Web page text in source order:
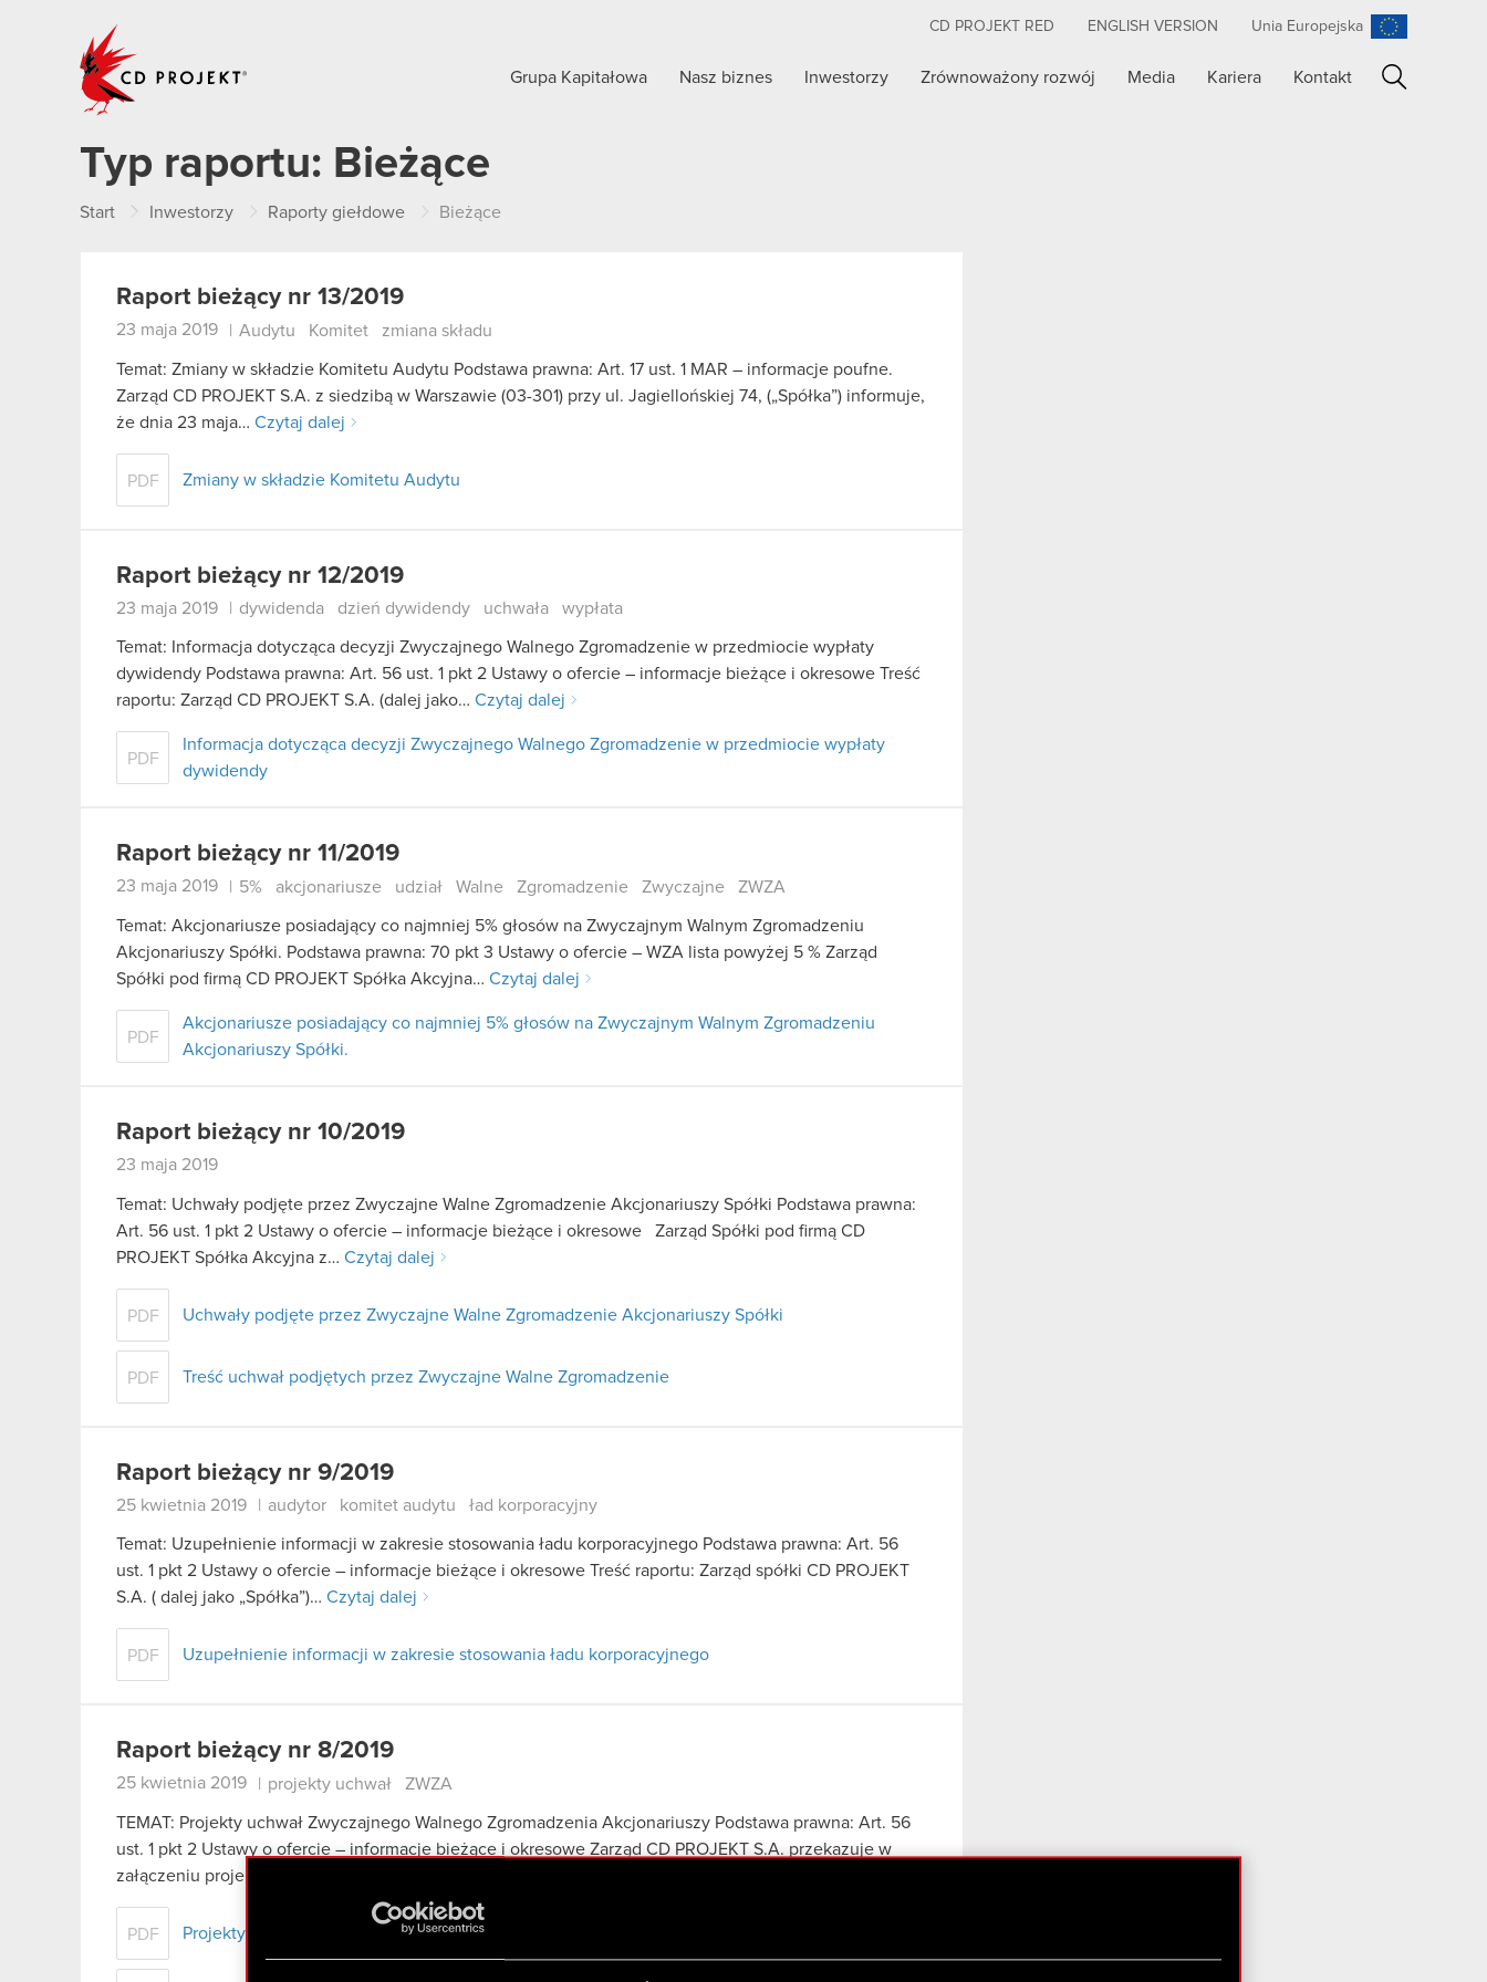
CD PROJEKT RED ENGLISH VERSION Unia Europejska
Grupa Kapitałowa Nasz biznes Inwestorzy Zrównoważony rozwój Media Kariera Kontakt
Typ raportu: Bieżące
Start Inwestorzy Raporty giełdowe Bieżące
Raport bieżący nr 13/2019
23 maja 2019 Audytu Komitet zmiana składu
Temat: Zmiany w składzie Komitetu Audytu Podstawa prawna: Art. 17 ust. 1 MAR – informacje poufne.
Zarząd CD PROJEKT S.A. z siedzibą w Warszawie (03-301) przy ul. Jagiellońskiej 74, („Spółka”) informuje,
że dnia 23 maja… Czytaj dalej
PDF Zmiany w składzie Komitetu Audytu
Raport bieżący nr 12/2019
23 maja 2019 dywidenda dzień dywidendy uchwała wypłata
Temat: Informacja dotycząca decyzji Zwyczajnego Walnego Zgromadzenie w przedmiocie wypłaty
dywidendy Podstawa prawna: Art. 56 ust. 1 pkt 2 Ustawy o ofercie – informacje bieżące i okresowe Treść
raportu: Zarząd CD PROJEKT S.A. (dalej jako… Czytaj dalej
PDF
Informacja dotycząca decyzji Zwyczajnego Walnego Zgromadzenie w przedmiocie wypłaty
dywidendy
Raport bieżący nr 11/2019
23 maja 2019 5% akcjonariusze udział Walne Zgromadzenie Zwyczajne ZWZA
Temat: Akcjonariusze posiadający co najmniej 5% głosów na Zwyczajnym Walnym Zgromadzeniu
Akcjonariuszy Spółki. Podstawa prawna: 70 pkt 3 Ustawy o ofercie – WZA lista powyżej 5 % Zarząd
Spółki pod firmą CD PROJEKT Spółka Akcyjna… Czytaj dalej
PDF
Akcjonariusze posiadający co najmniej 5% głosów na Zwyczajnym Walnym Zgromadzeniu
Akcjonariuszy Spółki.
Raport bieżący nr 10/2019
23 maja 2019
Temat: Uchwały podjęte przez Zwyczajne Walne Zgromadzenie Akcjonariuszy Spółki Podstawa prawna:
Art. 56 ust. 1 pkt 2 Ustawy o ofercie – informacje bieżące i okresowe Zarząd Spółki pod firmą CD
PROJEKT Spółka Akcyjna z… Czytaj dalej
PDF Uchwały podjęte przez Zwyczajne Walne Zgromadzenie Akcjonariuszy Spółki
PDF Treść uchwał podjętych przez Zwyczajne Walne Zgromadzenie
Raport bieżący nr 9/2019
25 kwietnia 2019 audytor komitet audytu ład korporacyjny
Temat: Uzupełnienie informacji w zakresie stosowania ładu korporacyjnego Podstawa prawna: Art. 56
ust. 1 pkt 2 Ustawy o ofercie – informacje bieżące i okresowe Treść raportu: Zarząd spółki CD PROJEKT
S.A. ( dalej jako „Spółka”)… Czytaj dalej
PDF Uzupełnienie informacji w zakresie stosowania ładu korporacyjnego
Raport bieżący nr 8/2019
25 kwietnia 2019 projekty uchwał ZWZA
TEMAT: Projekty uchwał Zwyczajnego Walnego Zgromadzenia Akcjonariuszy Podstawa prawna: Art. 56
ust. 1 pkt 2 Ustawy o ofercie – informacje bieżące i okresowe Zarząd CD PROJEKT S.A. przekazuje w
załączeniu projekty uchwał Zwyczajnego Walnego Zgromadzenia…
PDF Projekty uchwał Zwyczajnego Walnego Zgromadzenia Akcjonariuszy